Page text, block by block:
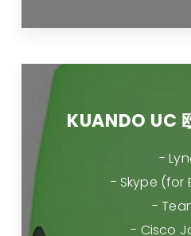
KUANDO UC
-
- Skype (for
-
- Cisco